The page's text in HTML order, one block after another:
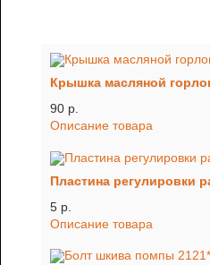
Крышка масляной
90 p.
Описание товара
Пластина регулировки
5 p.
Описание товара